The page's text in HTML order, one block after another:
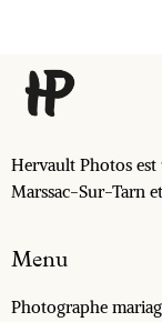
Hervault Photos est
Marssac-Sur-Tarn
Menu
Photographe